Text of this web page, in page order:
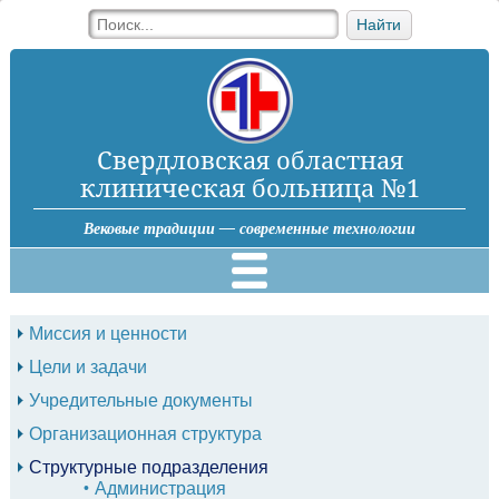
Найти
Свердловская областная
клиническая больница №1
Вековые традиции — современные технологии
Миссия и ценности
Цели и задачи
Учредительные документы
Организационная структура
Структурные подразделения
Администрация